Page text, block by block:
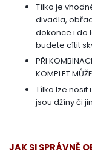
Tílko je
divadla,
dokonce i do
budete cítit
PŘI
KOMPLET
Tílko lze
jsou džíny či
JAK SI SPRÁVNĚ